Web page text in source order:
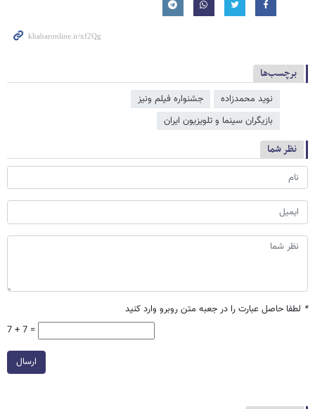
برچسب‌ها
نوید محمدزاده
جشنواره فیلم ونیز
بازیگران سینما و تلویزیون ایران
نظر شما
* لطفا حاصل عبارت را در جعبه متن روبرو وارد کنید
7 + 7 =
ارسال